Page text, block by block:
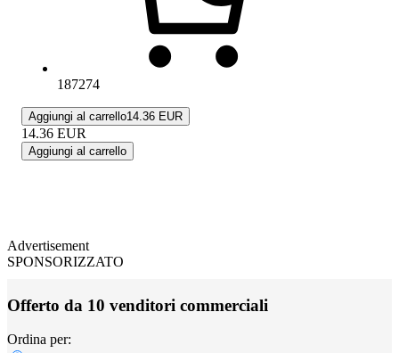
187274
Aggiungi al carrello14.36 EUR
14.36 EUR
Aggiungi al carrello
Advertisement
SPONSORIZZATO
Offerto da 10 venditori commerciali
Ordina per: